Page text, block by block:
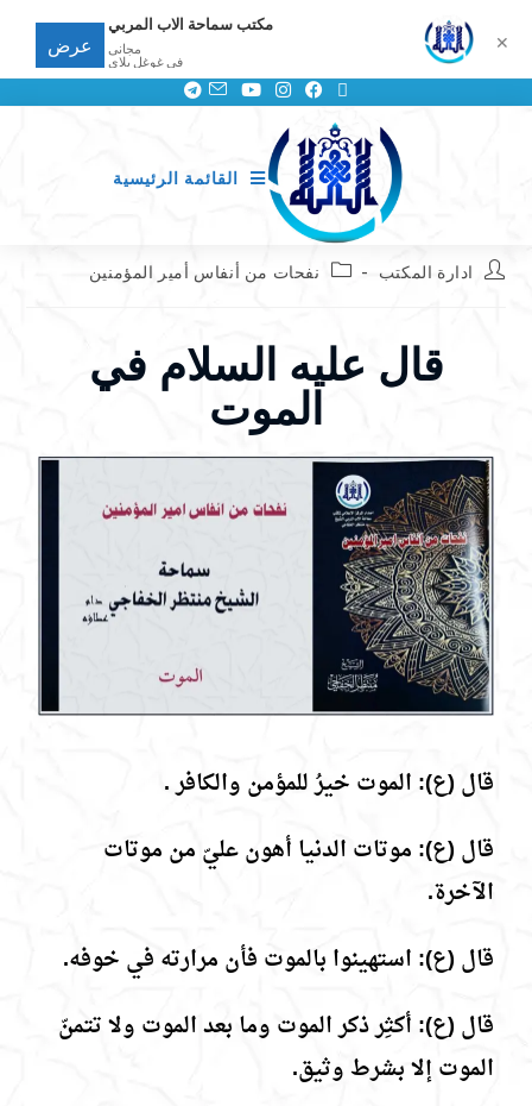
القائمة الرئيسية
ادارة المكتب نفحات من أنفاس أمير المؤمنين
قال عليه السلام في
الموت
قال (ع): الموت خيرُ للمؤمن والكافر .
قال (ع): موتات الدنيا أهون عليّ من موتات
الآخرة.
قال (ع): استهينوا بالموت فأن مرارته في خوفه.
قال (ع): أكثِر ذكر الموت وما بعد الموت ولا تتمنّ
الموت إلا بشرط وثيق.
✕
مكتب سماحة الاب المربي
مجانى
في غوغل بلاي
عرض